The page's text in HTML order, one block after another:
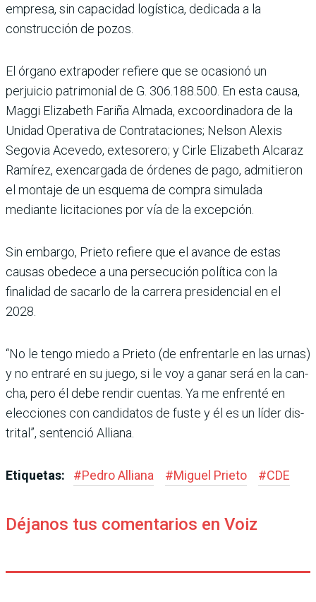
empresa, sin capaci­dad logística, dedicada a la
construcción de pozos.
El órgano extrapoder refiere que se ocasionó un
perjuicio patrimonial de G. 306.188.500. En esta causa,
Maggi Elizabeth Fariña Almada, excoordi­nadora de la
Unidad Opera­tiva de Contrataciones; Nel­son Alexis
Segovia Acevedo, extesorero; y Cirle Eliza­beth Alcaraz
Ramírez, exen­cargada de órdenes de pago, admitieron
el montaje de un esquema de compra simu­lada
mediante licitaciones por vía de la excepción.
Sin embargo, Prieto refiere que el avance de estas
causas obedece a una persecución política con la
finalidad de sacarlo de la carrera presi­dencial en el
2028.
“No le tengo miedo a Prieto (de enfrentarle en las urnas)
y no entraré en su juego, si le voy a ganar será en la can­
cha, pero él debe rendir cuentas. Ya me enfrenté en
elecciones con candidatos de fuste y él es un líder dis­
trital”, sentenció Alliana.
Etiquetas: #Pedro Alliana #Miguel Prieto #CDE
Déjanos tus comentarios en Voiz